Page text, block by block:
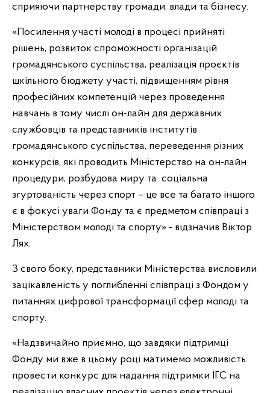
сприяючи партнерству громади, влади та бізнесу.
«Посилення участі молоді в процесі прийняті
рішень, розвиток спроможності організацій
громадянського суспільства, реалізація проєктів
шкільного бюджету участі, підвищенням рівня
професійних компетенцій через проведення
навчань в тому числі он-лайн для державних
службовців та представників інститутів
громадянського суспільства, переведення різних
конкурсів, які проводить Міністерство на он-лайн
процедури, розбудова миру та соціальна
згуртованість через спорт – це все та багато іншого
є в фокусі уваги Фонду та є предметом співпраці з
Міністерством молоді та спорту» - відзначив Віктор
Лях.
З свого боку, представники Міністерства висловили
зацікавленість у поглибленні співпраці з Фондом у
питаннях цифрової трансформації сфер молоді та
спорту.
«Надзвичайно приємно, що завдяки підтримці
Фонду ми вже в цьому році матимемо можливість
провести конкурс для надання підтримки ІГС на